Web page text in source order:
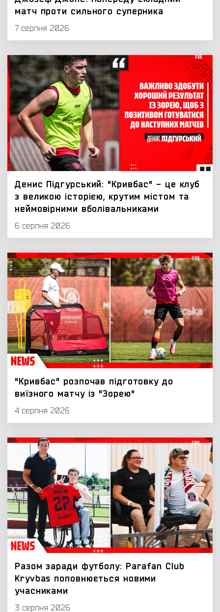
матч проти сильного суперника
7 серпня 2026
Денис Підгурський: "Кривбас" - це клуб
з великою історією, крутим містом та
неймовірними вболівальниками
6 серпня 2026
"Кривбас" розпочав підготовку до
виїзного матчу із "Зорею"
4 серпня 2026
Разом заради футболу: Parafan Club
Kryvbas поповнюється новими
учасниками
3 серпня 2026